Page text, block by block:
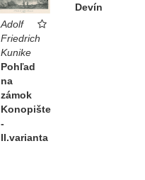
Devín
Adolf
Friedrich
Kunike
Pohľad
na
zámok
Konopište
-
II.varianta